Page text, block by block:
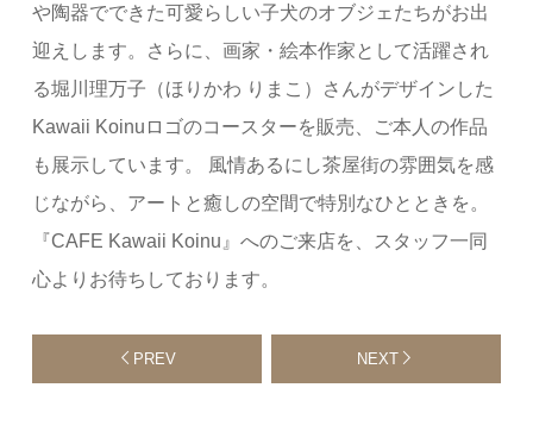
や陶器でできた可愛らしい子犬のオブジェたちがお出
迎えします。さらに、画家・絵本作家として活躍され
る堀川理万子（ほりかわ りまこ）さんがデザインした
Kawaii Koinuロゴのコースターを販売、ご本人の作品
も展示しています。 風情あるにし茶屋街の雰囲気を感
じながら、アートと癒しの空間で特別なひとときを。
『CAFE Kawaii Koinu』へのご来店を、スタッフ一同
心よりお待ちしております。
PREV NEXT